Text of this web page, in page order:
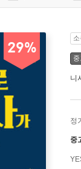
29%
니
정
중